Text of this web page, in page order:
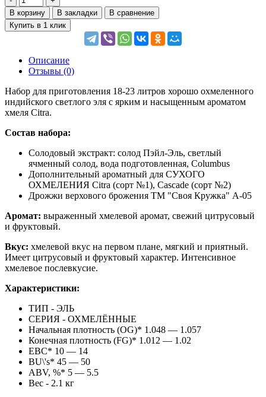
В корзину В закладки
В сравнение
Купить в 1 клик
Описание
Отзывы (0)
Набор для приготовления 18-23 литров хорошо охмеленного
индийского светлого эля с ярким и насыщенным ароматом
хмеля Citra.
Состав набора:
Солодовый экстракт: солод Пэйл-Эль, светлый
ячменный солод, вода подготовленная, Columbus
Дополнительный ароматный для СУХОГО
ОХМЕЛЕНИЯ Citra (сорт №1), Cascade (сорт №2)
Дрожжи верхового брожения ТМ "Своя Кружка" А-05
Аромат: выраженный хмелевой аромат, свежий цитрусовый
и фруктовый.
Вкус: xмелевой вкус на первом плане, мягкий и приятный.
Имеет цитрусовый и фруктовый характер. Интенсивное
хмелевое послевкусие.
Характеристики:
ТИП - ЭЛЬ
СЕРИЯ - ОХМЕЛЁННЫЕ
Начальная плотность (OG)* 1.048 — 1.057
Конечная плотность (FG)* 1.012 — 1.02
EBC* 10 — 14
BU\'s* 45 — 50
ABV, %* 5 — 5.5
Вес - 2.1 кг